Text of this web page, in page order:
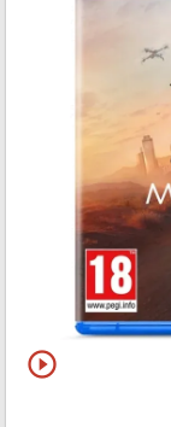
play_circle_outline